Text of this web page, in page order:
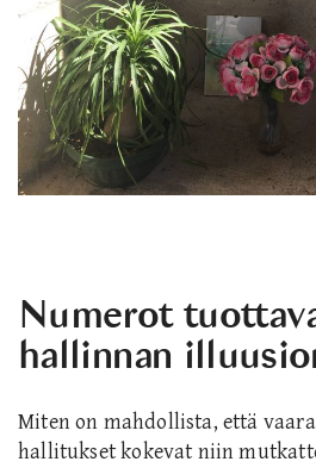
Numerot
hallinnan
Miten on mahdollista, että
hallitukset kokevat niin